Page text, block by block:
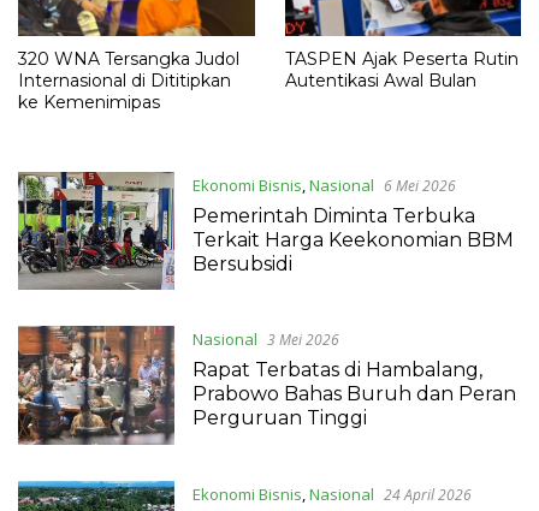
320 WNA Tersangka Judol
Internasional di Dititipkan
ke Kemenimipas
TASPEN Ajak Peserta Rutin
Autentikasi Awal Bulan
Ekonomi Bisnis,Nasional 6 Mei 2026
Pemerintah Diminta Terbuka
Terkait Harga Keekonomian BBM
Bersubsidi
Nasional 3 Mei 2026
Rapat Terbatas di Hambalang,
Prabowo Bahas Buruh dan Peran
Perguruan Tinggi
Ekonomi Bisnis,Nasional 24 April 2026